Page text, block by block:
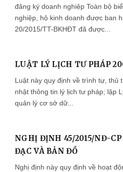
đăng ký doanh nghiệp Toàn bộ
nghiệp, hộ kinh doanh được ban
20/2015/TT-BKHĐT đã được...
LUẬT LÝ LỊCH TƯ PHÁP
Luật này quy định về trình tự, thủ
nhật thông tin lý lịch tư pháp; lập
quản lý cơ sở dữ...
NGHỊ ĐỊNH 45/2015/NĐ-
ĐẠC VÀ BẢN ĐỒ
Nghị định này quy định về hoạt